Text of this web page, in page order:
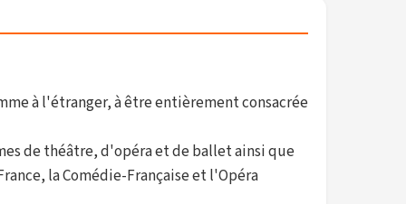
à l'étranger, à être entièrement consacrée
de théâtre, d'opéra et de ballet ainsi que
la Comédie-Française et l'Opéra